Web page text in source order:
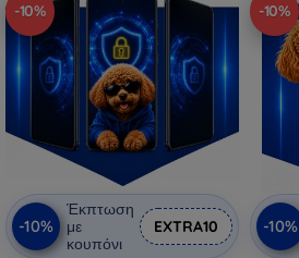
-10%
-10%
Έκπτωση
με
κουπόνι
EXTRA10
-10%
-10%